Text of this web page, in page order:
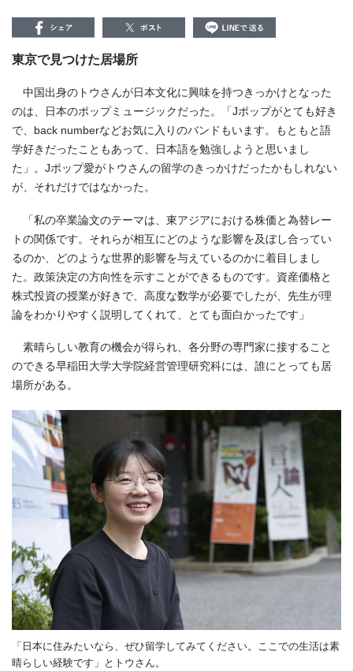
東京で見つけた居場所
中国出身のトウさんが日本文化に興味を持つきっかけとなった
のは、日本のポップミュージックだった。「Jポップがとても好き
で、back numberなどお気に入りのバンドもいます。もともと語
学好きだったこともあって、日本語を勉強しようと思いまし
た」。Jポップ愛がトウさんの留学のきっかけだったかもしれない
が、それだけではなかった。
「私の卒業論文のテーマは、東アジアにおける株価と為替レー
トの関係です。それらが相互にどのような影響を及ぼし合ってい
るのか、どのような世界的影響を与えているのかに着目しまし
た。政策決定の方向性を示すことができるものです。資産価格と
株式投資の授業が好きで、高度な数学が必要でしたが、先生が理
論をわかりやすく説明してくれて、とても面白かったです」
素晴らしい教育の機会が得られ、各分野の専門家に接すること
のできる早稲田大学大学院経営管理研究科には、誰にとっても居
場所がある。
「日本に住みたいなら、ぜひ留学してみてください。ここでの生活は素
晴らしい経験です」とトウさん。